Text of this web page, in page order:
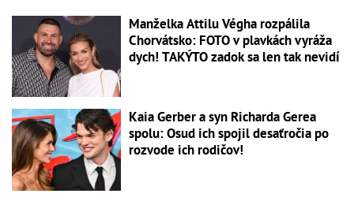
Manželka Attilu Végha rozpálila
Chorvátsko: FOTO v plavkách vyráža
dych! TAKÝTO zadok sa len tak nevidí
Kaia Gerber a syn Richarda Gerea
spolu: Osud ich spojil desaťročia po
rozvode ich rodičov!